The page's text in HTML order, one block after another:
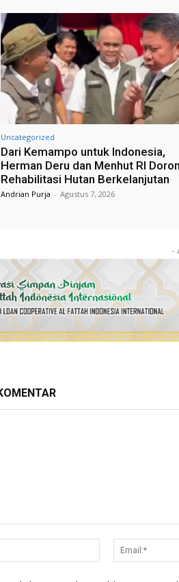
Uncategorized
Dari Kemampo untuk Indonesia,
Herman Deru dan Menhut RI
Rehabilitasi Hutan Berkelanjutan
Andrian Purja - Agustus 7, 2026
-
Nama:*